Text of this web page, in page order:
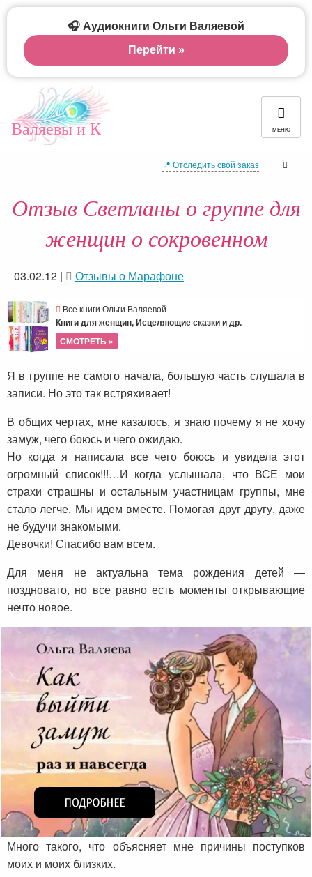
Валяевы и К МЕНЮ
📍 Отследить свой заказ
Отзыв Светланы о группе для
женщин о сокровенном
03.02.12 | Отзывы о Марафоне
Все книги Ольги Валяевой
Книги для женщин, Исцеляющие сказки и др.
СМОТРЕТЬ »
Я в группе не самого начала, большую часть слушала в
записи. Но это так встряхивает!
В общих чертах, мне казалось, я знаю почему я не хочу
замуж, чего боюсь и чего ожидаю.
Но когда я написала все чего боюсь и увидела этот
огромный список!!!…И когда услышала, что ВСЕ мои
страхи страшны и остальным участницам группы, мне
стало легче. Мы идем вместе. Помогая друг другу, даже
не будучи знакомыми.
Девочки! Спасибо вам всем.
Для меня не актуальна тема рождения детей —
поздновато, но все равно есть моменты открывающие
нечто новое.
Много такого, что объясняет мне причины поступков
моих и моих близких.
🎧 Аудиокниги Ольги Валяевой
Перейти »